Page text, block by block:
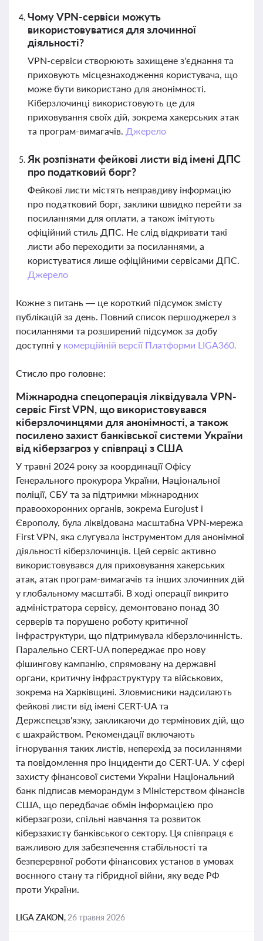
Чому VPN-сервіси можуть
використовуватися для злочинної
діяльності?
VPN-сервіси створюють захищене з'єднання та
приховують місцезнаходження користувача, що
може бути використано для анонімності.
Кіберзлочинці використовують це для
приховування своїх дій, зокрема хакерських атак
та програм-вимагачів. Джерело
Як розпізнати фейкові листи від імені ДПС
про податковий борг?
Фейкові листи містять неправдиву інформацію
про податковий борг, заклики швидко перейти за
посиланнями для оплати, а також імітують
офіційний стиль ДПС. Не слід відкривати такі
листи або переходити за посиланнями, а
користуватися лише офіційними сервісами ДПС.
Джерело
Кожне з питань — це короткий підсумок змісту
публікацій за день. Повний список першоджерел з
посиланнями та розширений підсумок за добу
доступні у комерційній версії Платформи LIGA360.
Стисло про головне:
Міжнародна спецоперація ліквідувала VPN-
сервіс First VPN, що використовувався
кіберзлочинцями для анонімності, а також
посилено захист банківської системи України
від кіберзагроз у співпраці з США
У травні 2024 року за координації Офісу
Генерального прокурора України, Національної
поліції, СБУ та за підтримки міжнародних
правоохоронних органів, зокрема Eurojust і
Європолу, була ліквідована масштабна VPN-мережа
First VPN, яка слугувала інструментом для анонімної
діяльності кіберзлочинців. Цей сервіс активно
використовувався для приховування хакерських
атак, атак програм-вимагачів та інших злочинних дій
у глобальному масштабі. В ході операції викрито
адміністратора сервісу, демонтовано понад 30
серверів та порушено роботу критичної
інфраструктури, що підтримувала кіберзлочинність.
Паралельно CERT-UA попереджає про нову
фішингову кампанію, спрямовану на державні
органи, критичну інфраструктуру та військових,
зокрема на Харківщині. Зловмисники надсилають
фейкові листи від імені CERT-UA та
Держспецзв'язку, закликаючи до термінових дій, що
є шахрайством. Рекомендації включають
ігнорування таких листів, неперехід за посиланнями
та повідомлення про інциденти до CERT-UA. У сфері
захисту фінансової системи України Національний
банк підписав меморандум з Міністерством фінансів
США, що передбачає обмін інформацією про
кіберзагрози, спільні навчання та розвиток
кіберзахисту банківського сектору. Ця співпраця є
важливою для забезпечення стабільності та
безперервної роботи фінансових установ в умовах
воєнного стану та гібридної війни, яку веде РФ
проти України.
LIGA ZAKON, 26 травня 2026